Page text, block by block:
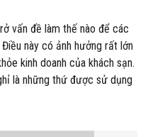
vấn đề làm thế nào để các
này có ảnh hưởng rất lớn
kinh doanh của khách sạn.
là những thứ được sử dụng
trong những ngày bận rộn